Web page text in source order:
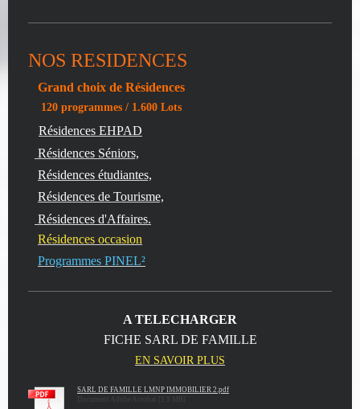
NOS RESIDENCES
Grand choix de Résidences
120 programmes / 1.600 Lots
Résidences EHPAD
Résidences Séniors,
Résidences étudiantes,
Résidences de Tourisme,
Résidences d'Affaires.
Résidences occasion
Programmes PINEL²
A TELECHARGER
FICHE SARL DE FAMILLE
EN SAVOIR PLUS
SARL DE FAMILLE LMNP IMMOBILIER 2.pdf
Document Adobe Acrobat [1.9 MB]